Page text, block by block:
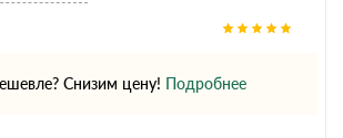
Снизим цену! Подробнее